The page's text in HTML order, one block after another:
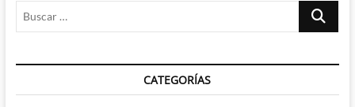
Buscar
CATEGORÍAS